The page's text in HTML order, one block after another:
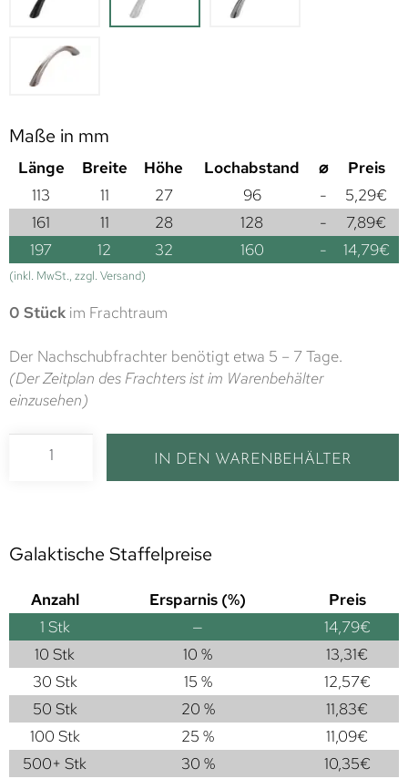
Maße in mm
Länge Breite Höhe Lochabstand ⌀
Preis
113
11 27 96 - 5,29€
161
11 28 128 - 7,89€
197
12 32 160 - 14,79€
(inkl. MwSt., zzgl. Versand)
0 Stück im Frachtraum
Der Nachschubfrachter benötigt etwa 5 – 7 Tage.
(Der Zeitplan des Frachters ist im Warenbehälter
einzusehen)
IN DEN WARENBEHÄLTER
Galaktische Staffelpreise
Anzahl Ersparnis (%)
Preis
1 Stk — 14,79€
10 Stk
10 % 13,31€
30 Stk
15 % 12,57€
50 Stk
20 % 11,83€
100 Stk
25 % 11,09€
500+ Stk
30 % 10,35€